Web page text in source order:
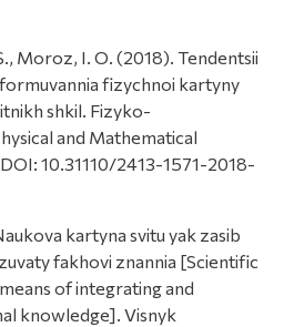
Moroz, I. O. (2018). Tendentsii
fizychnoi kartyny
shkil. Fizyko-
and Mathematical
10.31110/2413-1571-2018-
kartyna svitu yak zasib
fakhovi znannia [Scientific
of integrating and
knowledge]. Visnyk